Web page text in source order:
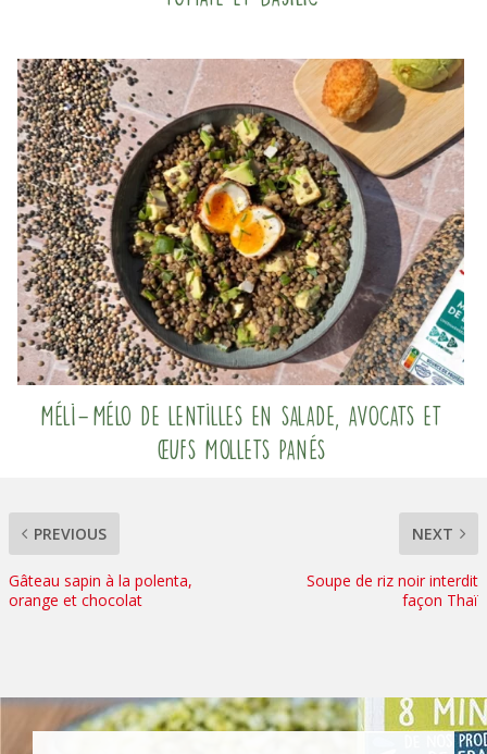
Méli-Mélo de lentilles en salade, avocats et
œufs mollets panés
PREVIOUS
Gâteau sapin à la polenta,
orange et chocolat
NEXT
Soupe de riz noir interdit
façon Thaï